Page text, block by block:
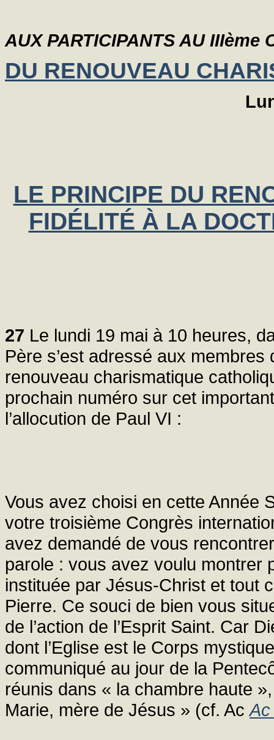
AUX PARTICIPANTS AU IIIème
DU RENOUVEAU
LE PRINCIPE DU
FIDÉLITÉ À LA
27 Le lundi 19 mai à 10 heures,
Père s’est adressé aux
renouveau charismatique
prochain numéro sur cet
l’allocution de Paul VI :
Vous avez choisi en cette Année
votre troisième Congrès
avez demandé de vous
parole : vous avez voulu montrer
instituée par Jésus-Christ et tout
Pierre. Ce souci de bien vous
de l’action de l’Esprit Saint. Car
dont l’Eglise est le Corps
communiqué au jour de la
réunis dans « la chambre haute
Marie, mère de Jésus » (cf. Ac